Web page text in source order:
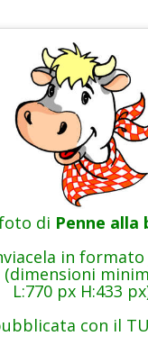
di Penne alla
in
(dimensioni
L:770 px H:433
con il